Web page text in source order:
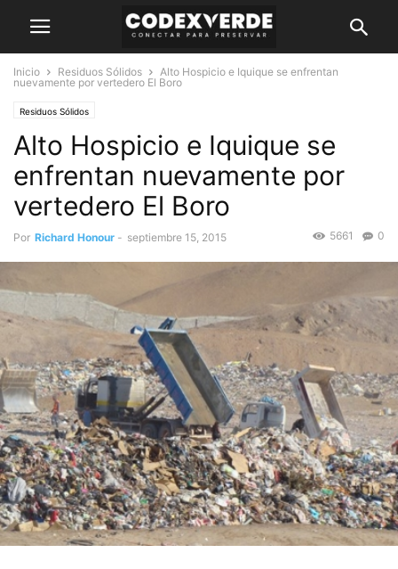
Inicio Residuos Sólidos
Alto Hospicio e Iquique se enfrentan
nuevamente por vertedero El Boro
Residuos Sólidos
Alto Hospicio e Iquique se
enfrentan nuevamente por
vertedero El Boro
Por Richard Honour - septiembre 15, 2015 0
5661